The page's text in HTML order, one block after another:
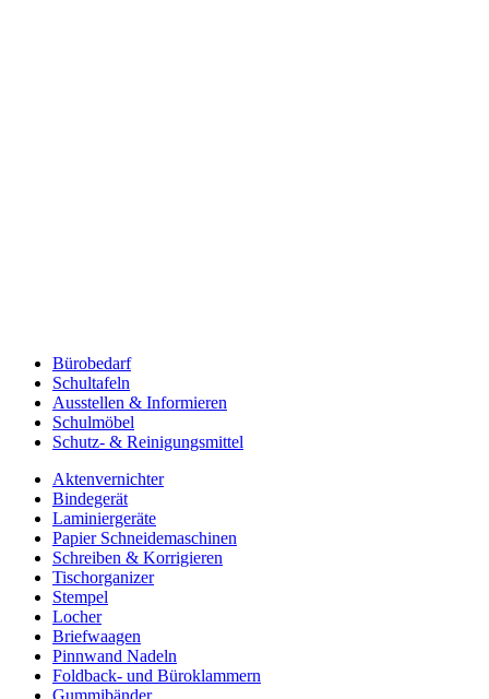
Bürobedarf
Schultafeln
Ausstellen & Informieren
Schulmöbel
Schutz- & Reinigungsmittel
Aktenvernichter
Bindegerät
Laminiergeräte
Papier Schneidemaschinen
Schreiben & Korrigieren
Tischorganizer
Stempel
Locher
Briefwaagen
Pinnwand Nadeln
Foldback- und Büroklammern
Gummibänder